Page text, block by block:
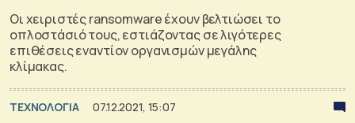
Οι χειριστές ransomware έχουν βελτιώσει το
οπλοστάσιό τους, εστιάζοντας σε λιγότερες
επιθέσεις εναντίον οργανισμών μεγάλης
κλίμακας.
ΤΕΧΝΟΛΟΓΙΑ 07.12.2021, 15:07